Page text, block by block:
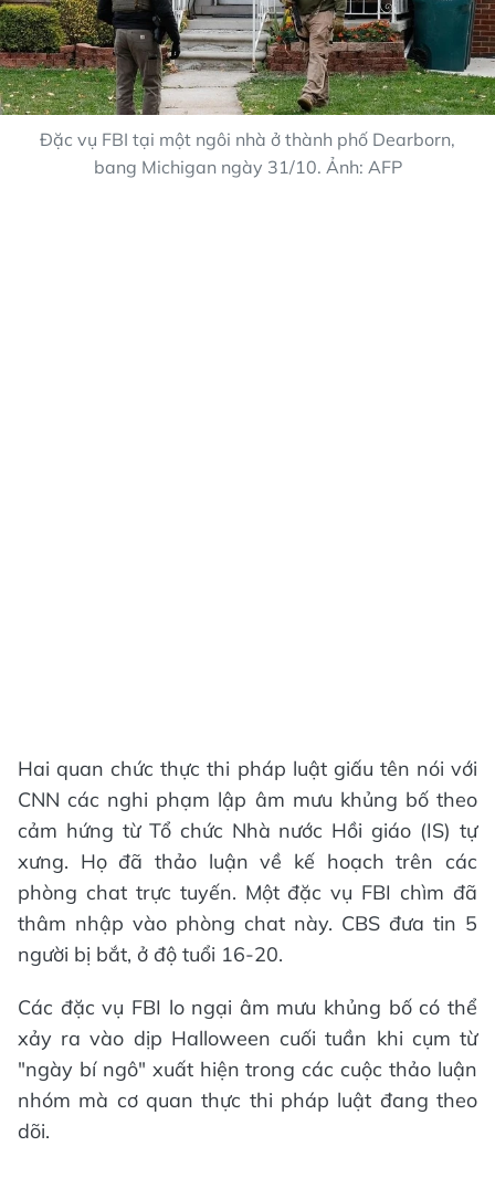
Đặc vụ FBI tại một ngôi nhà ở thành phố Dearborn,
bang Michigan ngày 31/10. Ảnh: AFP
Hai quan chức thực thi pháp luật giấu tên nói với
CNN các nghi phạm lập âm mưu khủng bố theo
cảm hứng từ Tổ chức Nhà nước Hồi giáo (IS) tự
xưng. Họ đã thảo luận về kế hoạch trên các
phòng chat trực tuyến. Một đặc vụ FBI chìm đã
thâm nhập vào phòng chat này. CBS đưa tin 5
người bị bắt, ở độ tuổi 16-20.
Các đặc vụ FBI lo ngại âm mưu khủng bố có thể
xảy ra vào dịp Halloween cuối tuần khi cụm từ
"ngày bí ngô" xuất hiện trong các cuộc thảo luận
nhóm mà cơ quan thực thi pháp luật đang theo
dõi.